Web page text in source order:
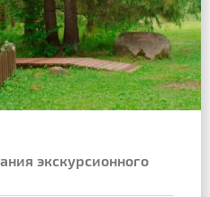
экскурсионного